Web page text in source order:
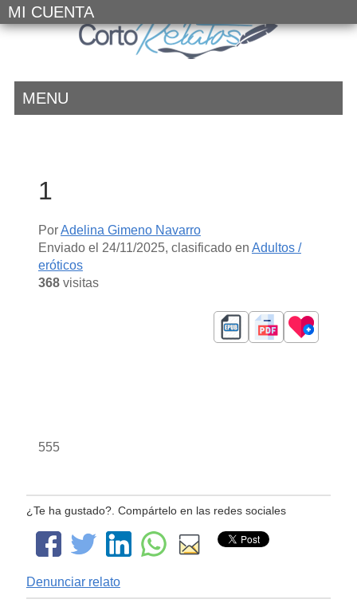
MI CUENTA
MENU
1
PorAdelina Gimeno Navarro
Enviado el 24/11/2025, clasificado en Adultos /
eróticos
368visitas
555
¿Te ha gustado?. Compártelo en las redes sociales
Denunciar relato